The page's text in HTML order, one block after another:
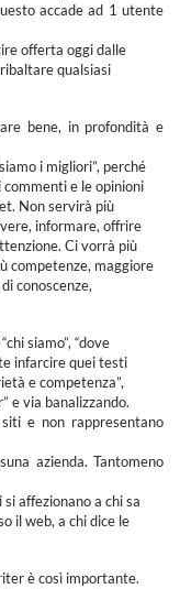
accade ad 1 utente
offerta oggi dalle
qualsiasi
bene, in profondità e
i migliori”, perché
commenti e le opinioni
Non servirà più
informare, offrire
Ci vorrà più
competenze, maggiore
conoscenze,
siamo”, “dove
infarcire quei testi
e competenza”,
e via banalizzando.
e non rappresentano
azienda. Tantomeno
affezionano a chi sa
il web, a chi dice le
è così importante.